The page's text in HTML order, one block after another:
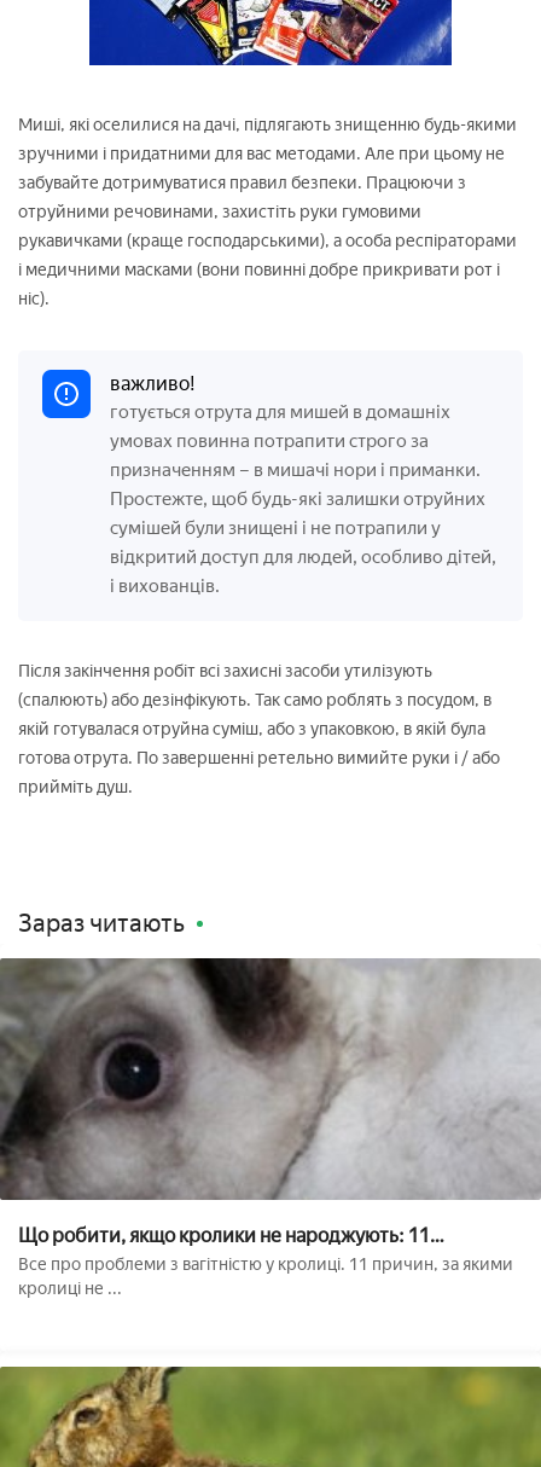
Миші, які оселилися на дачі, підлягають знищенню будь-якими
зручними і придатними для вас методами. Але при цьому не
забувайте дотримуватися правил безпеки. Працюючи з
отруйними речовинами, захистіть руки гумовими
рукавичками (краще господарськими), а особа респіраторами
і медичними масками (вони повинні добре прикривати рот і
ніс).
важливо!
готується отрута для мишей в домашніх
умовах повинна потрапити строго за
призначенням – в мишачі нори і приманки.
Простежте, щоб будь-які залишки отруйних
сумішей були знищені і не потрапили у
відкритий доступ для людей, особливо дітей,
і вихованців.
Після закінчення робіт всі захисні засоби утилізують
(спалюють) або дезінфікують. Так само роблять з посудом, в
якій готувалася отруйна суміш, або з упаковкою, в якій була
готова отрута. По завершенні ретельно вимийте руки і / або
прийміть душ.
Зараз читають
Що робити, якщо кролики не народжують: 11
поширених причин і їх усунення
Все про проблеми з вагітністю у кролиці. 11 причин, за якими
кролиці не ...